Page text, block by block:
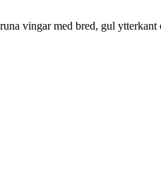
vingar med bred, gul